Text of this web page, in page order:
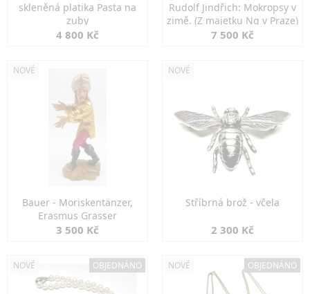
skleněná platika Pasta na
zuby
4 800 Kč
Rudolf Jindřich: Mokropsy v
zimě. (Z majetku Ng v Praze)
7 500 Kč
NOVÉ
Bauer - Moriskentänzer,
Erasmus Grasser
3 500 Kč
NOVÉ
Stříbrná brož - včela
2 300 Kč
NOVÉ OBJEDNÁNO NOVÉ OBJEDNÁNO